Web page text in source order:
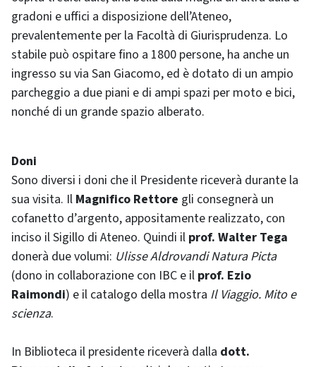
gradoni e uffici a disposizione dell’Ateneo,
prevalentemente per la Facoltà di Giurisprudenza. Lo
stabile può ospitare fino a 1800 persone, ha anche un
ingresso su via San Giacomo, ed è dotato di un ampio
parcheggio a due piani e di ampi spazi per moto e bici,
nonché di un grande spazio alberato.
Doni
Sono diversi i doni che il Presidente riceverà durante la
sua visita. Il Magnifico Rettore gli consegnerà un
cofanetto d’argento, appositamente realizzato, con
inciso il Sigillo di Ateneo. Quindi il prof. Walter Tega
donerà due volumi: Ulisse Aldrovandi Natura Picta
(dono in collaborazione con IBC e il prof. Ezio
Raimondi) e il catalogo della mostra Il Viaggio. Mito e
scienza.
In Biblioteca il presidente riceverà dalla dott.